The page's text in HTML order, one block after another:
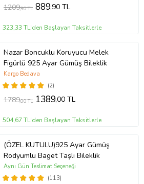
1209,90 TL 889,90 TL
323,33 TL'den Başlayan Taksitlerle
Nazar Boncuklu Koruyucu Melek
Figürlü 925 Ayar Gümüş Bileklik
(2)
Kargo Bedava
1789,00 TL 1389,00 TL
504,67 TL'den Başlayan Taksitlerle
(ÖZEL KUTULU)925 Ayar Gümüş
Rodyumlu Baget Taşlı Bileklik
(113)
Aynı Gün Teslimat Seçeneği